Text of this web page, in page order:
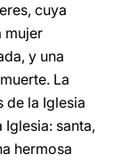
cuya
mujer
y una
La
de la Iglesia
santa,
hermosa